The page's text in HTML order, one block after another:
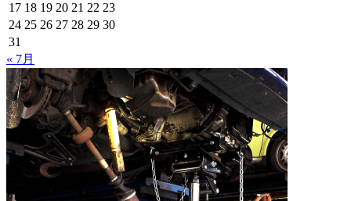
17 18 19 20 21 22 23
24 25 26 27 28 29 30
31
« 7月